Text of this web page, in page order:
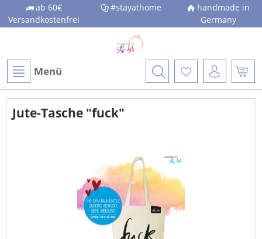
ab 60€
Versandkostenfrei
#stayathome
handmade in
Germany
Menü
Jute-Tasche "fuck"